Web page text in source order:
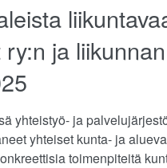
ja
yhteistyö- ja
yhteiset kunta- ja
toimenpiteitä